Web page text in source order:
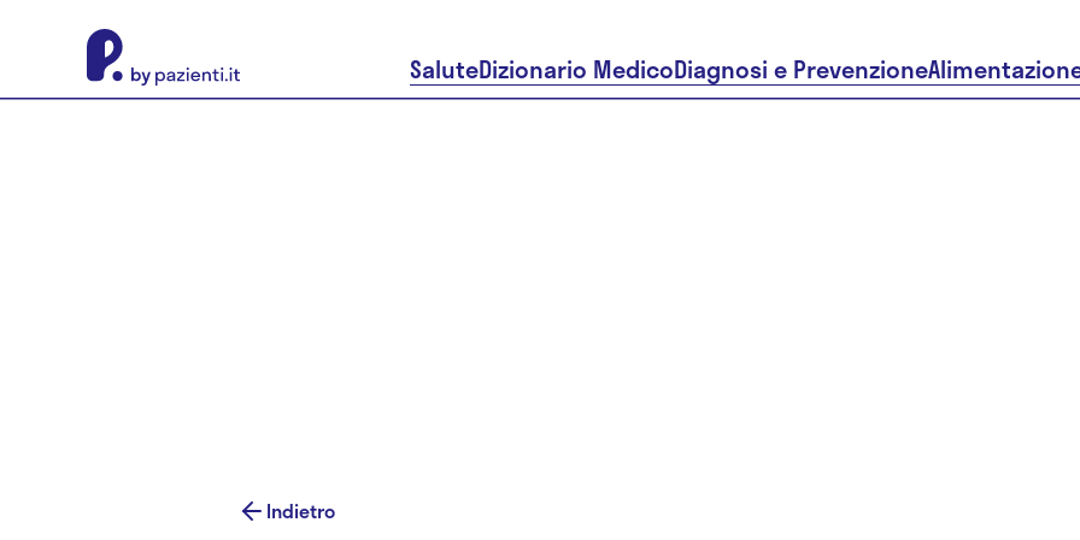
SaluteDizionario MedicoDiagnosi e Prevenzione
Indietro